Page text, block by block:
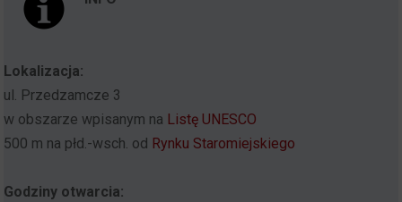
Lokalizacja:
ul. Przedzamcze 3
w obszarze wpisanym na Listę UNESCO
500 m na płd.-wsch. od Rynku Staromiejskiego
Godziny otwarcia: